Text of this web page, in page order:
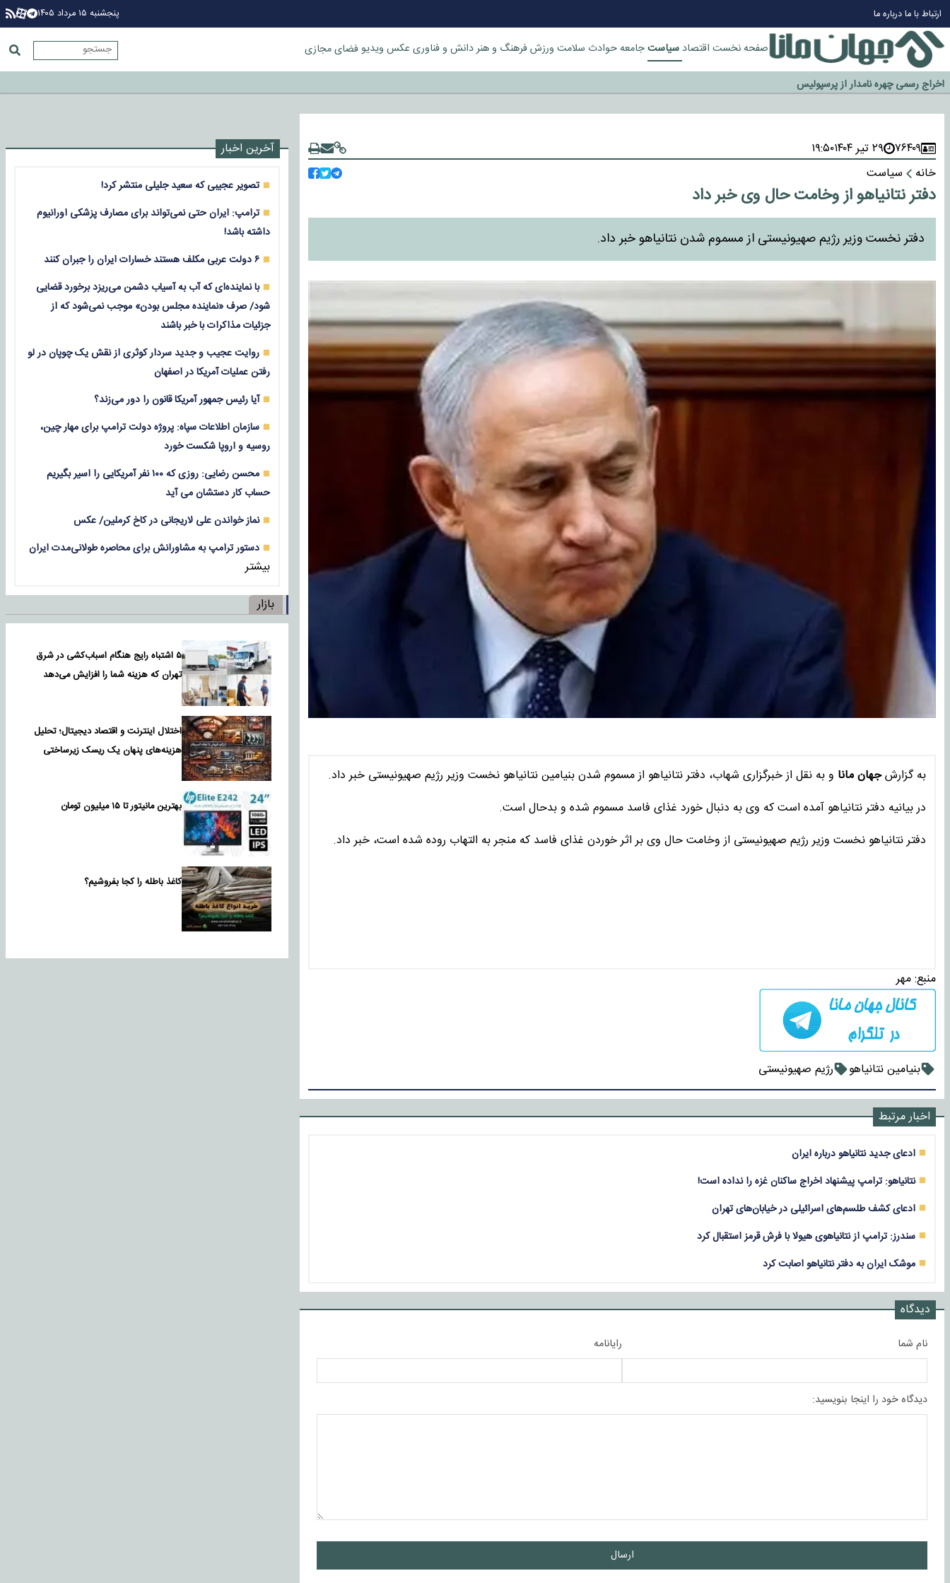
ارتباط با مادرباره ما پنجشنبه ۱۵ مرداد ۱۴۰۵
صفحه نخست اقتصاد سیاستجامعهحوادث سلامت ورزشفرهنگ و هنردانش و فناوری عکس ویدیوفضای مجازی
چرا طلا دوباره افزایشی شد؟
گزینه جدایی اوسمار روی میز مدیران پرسپولیس
آیا رئیس جمهور آمریکا قانون را دور می‌زند؟
اخراج رسمی چهره نامدار از پرسپولیس
سازمان اطلاعات سپاه: پروژه دولت ترامپ برای مهار چین، روسیه و اروپا شکست خورد
۷۶۴۰۹ ۲۹ تیر ۱۴۰۴
۱۹:۵۰
خانه
سیاست
دفتر نتانیاهو از وخامت حال وی خبر داد
دفتر نخست وزیر رژیم صهیونیستی از مسموم شدن نتانیاهو خبر داد.
به گزارشجهان مانا و به نقل از خبرگزاری شهاب، دفتر نتانیاهو از مسموم شدن بنیامین نتانیاهو نخست وزیر رژیم صهیونیستی خبر داد.
در بیانیه دفتر نتانیاهو آمده است که وی به دنبال خورد غذای فاسد مسموم شده و بدحال است.
دفتر نتانیاهو نخست وزیر رژیم صهیونیستی از وخامت حال وی بر اثر خوردن غذای فاسد که منجر به التهاب روده شده است، خبر داد.
منبع:مهر
بنیامین نتانیاهو رژیم صهیونیستی
اخبار مرتبط
ادعای جدید نتانیاهو درباره ایران
نتانیاهو: ترامپ پیشنهاد اخراج ساکنان غزه را نداده است!
ادعای کشف طلسم‌های اسرائیلی در خیابان‌های تهران
سندرز: ترامپ از نتانیاهوی هیولا با فرش قرمز استقبال کرد
موشک ایران به دفتر نتانیاهو اصابت کرد
دیدگاه
نام شما رایانامه
دیدگاه خود را اینجا بنویسید:
ارسال
آخرین اخبار
تصویر عجیبی که سعید جلیلی منتشر کرد!
ترامپ: ایران حتی نمی‌تواند برای مصارف پزشکی اورانیوم
داشته باشد!
۶ دولت عربی مکلف هستند خسارات ایران را جبران کنند
با نماینده‌ای که آب به آسیاب دشمن می‌ریزد برخورد قضایی
شود/ صرف «نماینده مجلس بودن» موجب نمی‌شود که از
جزئیات مذاکرات با خبر باشند
روایت عجیب و جدید سردار کوثری از نقش یک چوپان در لو
رفتن عملیات آمریکا در اصفهان
آیا رئیس جمهور آمریکا قانون را دور می‌زند؟
سازمان اطلاعات سپاه: پروژه دولت ترامپ برای مهار چین،
روسیه و اروپا شکست خورد
محسن رضایی: روزی که ۱۰۰ نفر آمریکایی را اسیر بگیریم
حساب کار دستشان می آید
نماز خواندن علی لاریجانی در کاخ کرملین/ عکس
دستور ترامپ به مشاورانش برای محاصره طولانی‌مدت ایران
بیشتر
بازار
۵ اشتباه رایج هنگام اسباب‌کشی در شرق
تهران که هزینه شما را افزایش می‌دهد
اختلال اینترنت و اقتصاد دیجیتال؛ تحلیل
هزینه‌های پنهان یک ریسک زیرساختی
بهترین مانیتور تا ۱۵ میلیون تومان
کاغذ باطله را کجا بفروشیم؟